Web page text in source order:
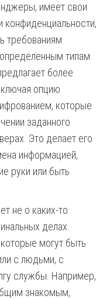
имеет свои
конфиденциальности,
требованиям
типам
более
опцию
которые
заданного
Это делает его
информацией,
руки или быть
не о каких-то
делах.
могут быть
с людьми, с
службы. Например,
знакомым,